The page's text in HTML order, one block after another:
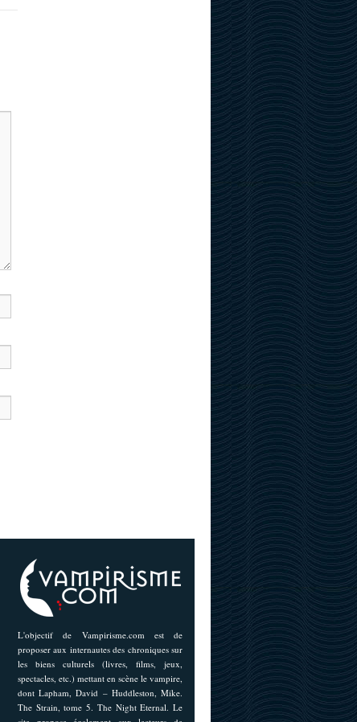
L'objectif de Vampirisme.com est de
proposer aux internautes des chroniques sur
les biens culturels (livres, films, jeux,
spectacles, etc.) mettant en scène le vampire,
dont Lapham, David – Huddleston, Mike.
The Strain, tome 5. The Night Eternal. Le